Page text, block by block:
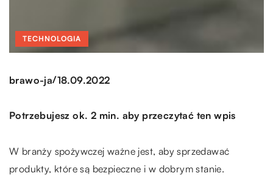
TECHNOLOGIA
brawo-ja/18.09.2022
Potrzebujesz ok. 2 min. aby przeczytać ten wpis
W branży spożywczej ważne jest, aby sprzedawać
produkty, które są bezpieczne i w dobrym stanie.